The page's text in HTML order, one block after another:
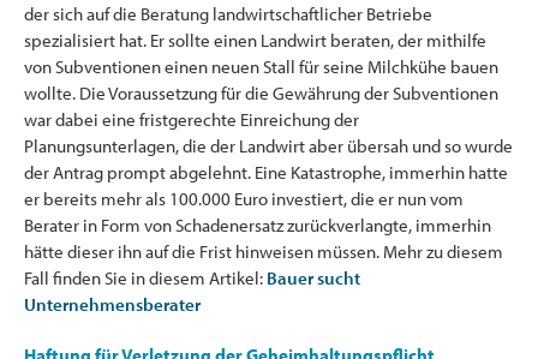
der sich auf die Beratung landwirtschaftlicher Betriebe
spezialisiert hat. Er sollte einen Landwirt beraten, der mithilfe
von Subventionen einen neuen Stall für seine Milchkühe bauen
wollte. Die Voraussetzung für die Gewährung der Subventionen
war dabei eine fristgerechte Einreichung der
Planungsunterlagen, die der Landwirt aber übersah und so wurde
der Antrag prompt abgelehnt. Eine Katastrophe, immerhin hatte
er bereits mehr als 100.000 Euro investiert, die er nun vom
Berater in Form von Schadenersatz zurückverlangte, immerhin
hätte dieser ihn auf die Frist hinweisen müssen. Mehr zu diesem
Fall finden Sie in diesem Artikel: Bauer sucht
Unternehmensberater